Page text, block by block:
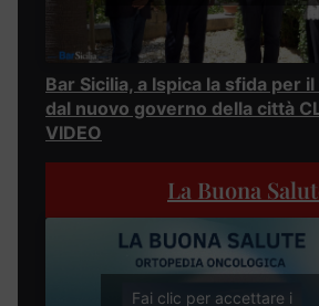
Bar Sicilia, a Ispica la sfida per
dal nuovo governo della città
VIDEO
La Buona
Fai clic per accettare i